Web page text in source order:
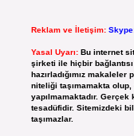
Reklam ve İletişim:
Yasal Uyarı: Bu internet
şirketi ile hiçbir
hazırladığımız
niteliği taşımamakta
yapılmamaktadır.
tesadüfidir. Sitemizdeki
taşımazlar.